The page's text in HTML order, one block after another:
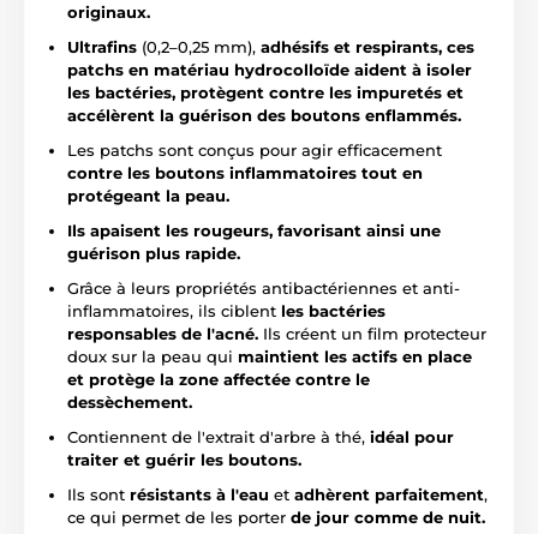
originaux.
Ultrafins (0,2–0,25 mm), adhésifs et respirants, ces
patchs en matériau hydrocolloïde aident à isoler
les bactéries, protègent contre les impuretés et
accélèrent la guérison des boutons enflammés.
Les patchs sont conçus pour agir efficacement
contre les boutons inflammatoires tout en
protégeant la peau.
Ils apaisent les rougeurs, favorisant ainsi une
guérison plus rapide.
Grâce à leurs propriétés antibactériennes et anti-
inflammatoires, ils ciblent les bactéries
responsables de l'acné. Ils créent un film protecteur
doux sur la peau qui maintient les actifs en place
et protège la zone affectée contre le
dessèchement.
Contiennent de l'extrait d'arbre à thé, idéal pour
traiter et guérir les boutons.
Ils sont résistants à l'eau et adhèrent parfaitement,
ce qui permet de les porter de jour comme de nuit.